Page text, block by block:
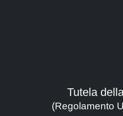
Tutela
(Regolamento